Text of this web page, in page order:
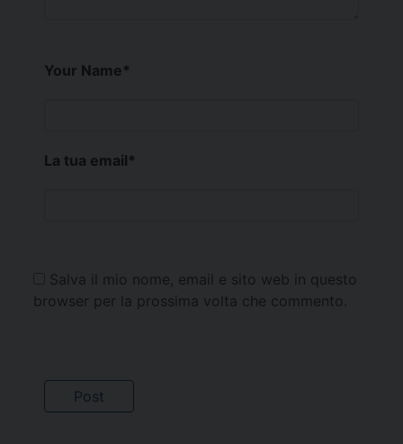
Your Name*
La tua email*
Salva il mio nome, email e sito web in questo
browser per la prossima volta che commento.